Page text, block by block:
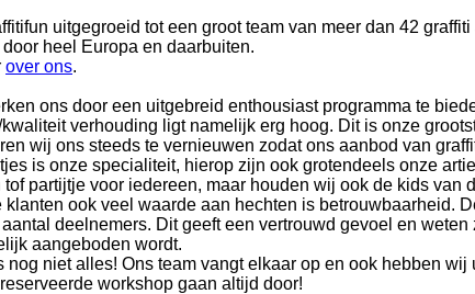
uitgegroeid tot een groot team van meer dan 42
heel Europa en daarbuiten.
over ons.
ons door een uitgebreid enthousiast programma te
verhouding ligt namelijk erg hoog. Dit is onze
wij ons steeds te vernieuwen zodat ons aanbod van
is onze specialiteit, hierop zijn ook grotendeels onze
partijtje voor iedereen, maar houden wij ook de kids van
klanten ook veel waarde aan hechten is betrouwbaarheid.
deelnemers. Dit geeft een vertrouwd gevoel en
aangeboden wordt.
nog niet alles! Ons team vangt elkaar op en ook hebben
workshop gaan altijd door!